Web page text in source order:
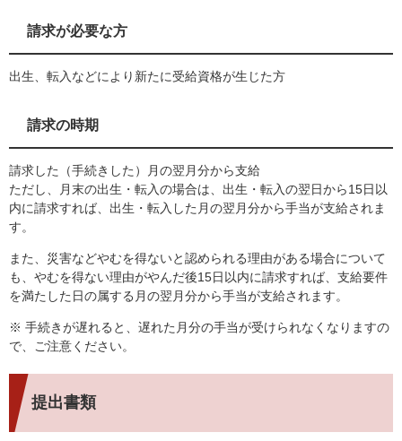
請求が必要な方
出生、転入などにより新たに受給資格が生じた方
請求の時期
請求した（手続きした）月の翌月分から支給
ただし、月末の出生・転入の場合は、出生・転入の翌日から15日以
内に請求すれば、出生・転入した月の翌月分から手当が支給されま
す。
また、災害などやむを得ないと認められる理由がある場合について
も、やむを得ない理由がやんだ後15日以内に請求すれば、支給要件
を満たした日の属する月の翌月分から手当が支給されます。
※ 手続きが遅れると、遅れた月分の手当が受けられなくなりますの
で、ご注意ください。
提出書類